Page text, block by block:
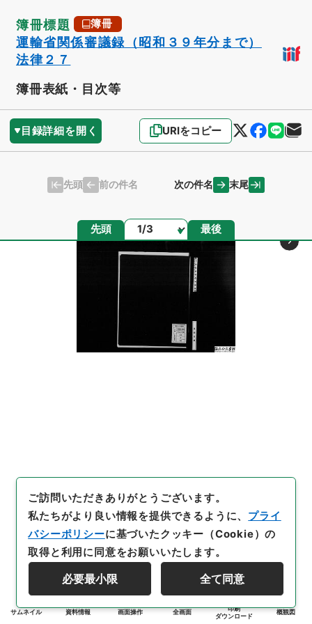
簿冊標題 簿冊
運輸省関係審議録（昭和３９年分まで）
法律２７
簿冊表紙・目次等
目録詳細を開く URIをコピー
先頭 前の件名 次の件名 末尾
先頭 ページ 最後
サムネイル 資料情報 画面操作 全画面
印刷
ダウンロード
概観図
ご訪問いただきありがとうございます。
私たちがより良い情報を提供できるように、 プライ
バシーポリシーに基づいたクッキー（Cookie）の
取得と利用に同意をお願いいたします。
必要最小限 全て同意